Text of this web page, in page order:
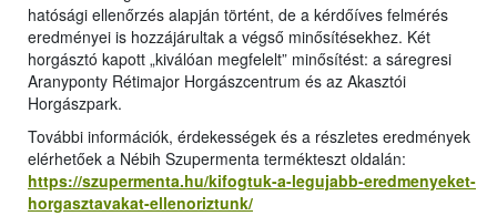
hatósági ellenőrzés alapján történt, de a kérdőíves felmérés
eredményei is hozzájárultak a végső minősítésekhez. Két
horgásztó kapott „kiválóan megfelelt” minősítést: a sáregresi
Aranyponty Rétimajor Horgászcentrum és az Akasztói
Horgászpark.
További információk, érdekességek és a részletes eredmények
elérhetőek a Nébih Szupermenta termékteszt oldalán:
https://szupermenta.hu/kifogtuk-a-legujabb-eredmenyeket-
horgasztavakat-ellenoriztunk/